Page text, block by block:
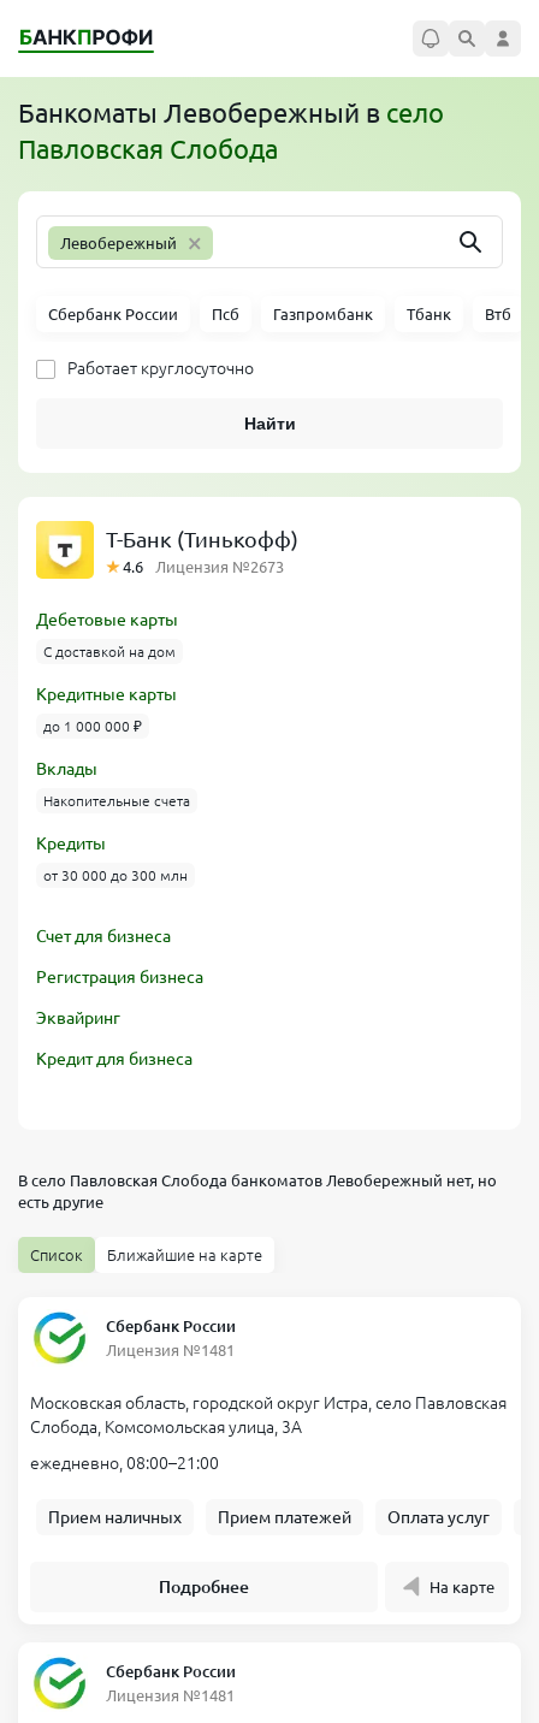
Банкоматы Левобережный в село
Павловская Слобода
Левобережный ×
Сбербанк России Псб Газпромбанк Тбанк Втб
Работает круглосуточно
Найти
Т-Банк (Тинькофф)
4.6 Лицензия №2673
Дебетовые карты
С доставкой на дом
Кредитные карты
до 1 000 000 ₽
Вклады
Накопительные счета
Кредиты
от 30 000 до 300 млн
Счет для бизнеса
Регистрация бизнеса
Эквайринг
Кредит для бизнеса
В село Павловская Слобода банкоматов Левобережный нет, но
есть другие
Список Ближайшие на карте
Сбербанк России
Лицензия №1481
Московская область, городской округ Истра, село Павловская
Слобода, Комсомольская улица, 3А
ежедневно, 08:00–21:00
Прием наличных Прием платежей Оплата услуг
Подробнее На карте
Сбербанк России
Лицензия №1481